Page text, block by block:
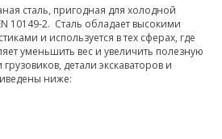
сталь, пригодная для холодной
10149-2. Сталь обладает высокими
и используется в тех сферах, где
уменьшить вес и увеличить полезную
детали экскаваторов и
ниже: